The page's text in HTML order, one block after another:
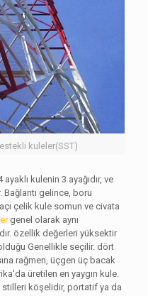
kuleler(SST)
kulenin 3 ayağıdır, ve
gelince, boru
çelik kule somun ve civata
genel olarak aynı
özellik değerleri yüksektir
Genellikle seçilir. dört
rağmen, üçgen üç bacak
üretilen en yaygın kule.
stilleri köşelidir, portatif ya da